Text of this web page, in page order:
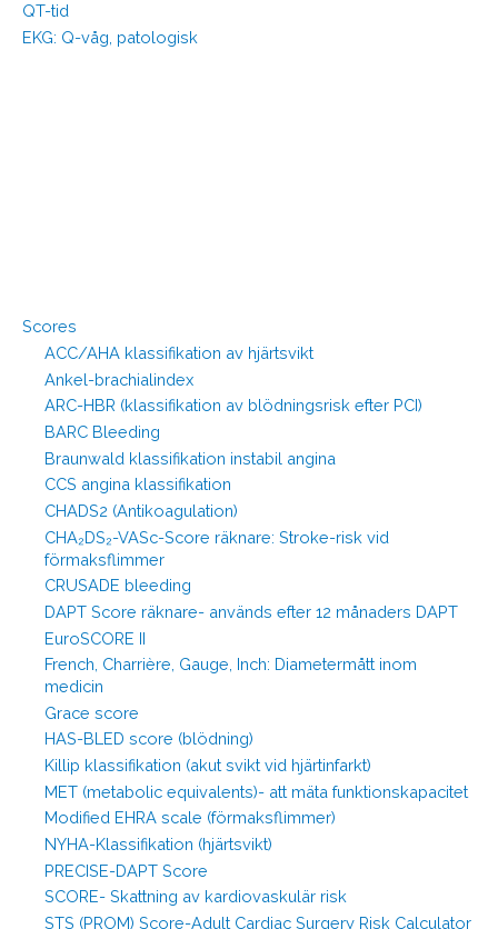
QT-tid
EKG: Q-våg, patologisk
Scores
ACC/AHA klassifikation av hjärtsvikt
Ankel-brachialindex
ARC-HBR (klassifikation av blödningsrisk efter PCI)
BARC Bleeding
Braunwald klassifikation instabil angina
CCS angina klassifikation
CHADS2 (Antikoagulation)
CHA₂DS₂-VASc-Score räknare: Stroke-risk vid
förmaksflimmer
CRUSADE bleeding
DAPT Score räknare- används efter 12 månaders DAPT
EuroSCORE II
French, Charrière, Gauge, Inch: Diametermått inom
medicin
Grace score
HAS-BLED score (blödning)
Killip klassifikation (akut svikt vid hjärtinfarkt)
MET (metabolic equivalents)- att mäta funktionskapacitet
Modified EHRA scale (förmaksflimmer)
NYHA-Klassifikation (hjärtsvikt)
PRECISE-DAPT Score
SCORE- Skattning av kardiovaskulär risk
STS (PROM) Score-Adult Cardiac Surgery Risk Calculator